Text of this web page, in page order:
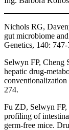
Nichols RG,
gut microbiome
Genetics, 140: 747-
Selwyn FP, Cheng
hepatic drug-
274.
Fu ZD, Selwyn
profiling of
germ-free mice.